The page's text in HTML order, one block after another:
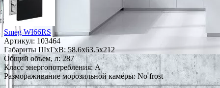
Smeg WI66RS
Артикул: 103464
Габариты ШxГxВ: 58.6x63.5x212
Общий объем, л: 287
Класс энергопотребления: A
Размораживание морозильной камеры: No frost